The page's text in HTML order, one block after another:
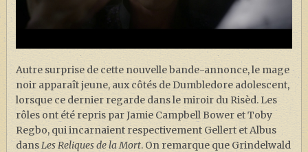
Autre surprise de cette nouvelle bande-annonce, le mage
noir apparaît jeune, aux côtés de Dumbledore adolescent,
lorsque ce dernier regarde dans le miroir du Risèd. Les
rôles ont été repris par Jamie Campbell Bower et Toby
Regbo, qui incarnaient respectivement Gellert et Albus
dansLes Reliques de la Mort. On remarque que Grindelwald